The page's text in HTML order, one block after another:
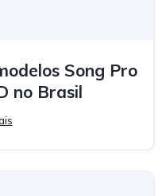
Song Pro
no Brasil